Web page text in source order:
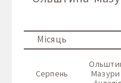
Місяць
Серпень